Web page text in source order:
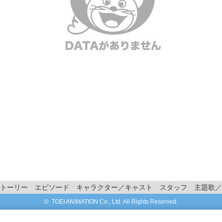
ーリー エピソード キャラクター／キャスト スタッフ 主題歌
© TOEI ANIMATION Co., Ltd. All Rights Reserved.